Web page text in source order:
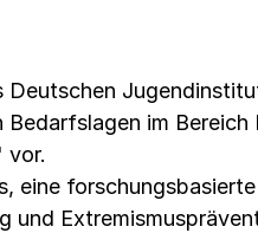
Deutschen
im
vor.
eine
und